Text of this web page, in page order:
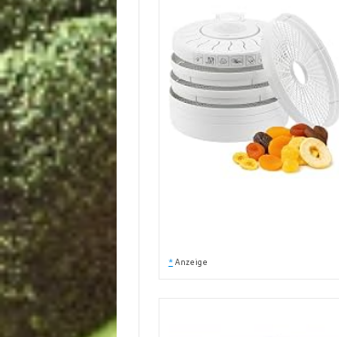
* Anzeige